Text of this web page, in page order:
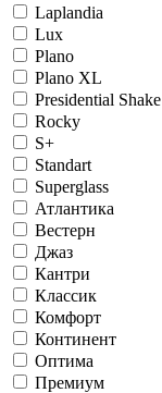
Laplandia
Lux
Plano
Plano XL
Presidential Shake
Rocky
S+
Standart
Superglass
Атлантика
Вестерн
Джаз
Кантри
Классик
Комфорт
Континент
Оптима
Премиум